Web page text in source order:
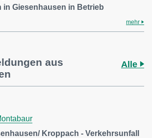
in Giesenhausen in Betrieb
mehr
aus
Alle
Kroppach - Verkehrsunfall